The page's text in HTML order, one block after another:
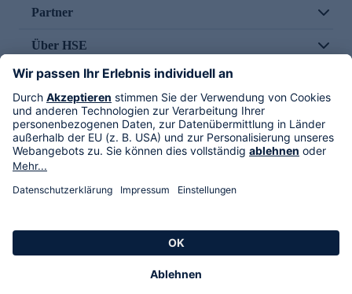
Partner
Über HSE
Im TV
HSE International